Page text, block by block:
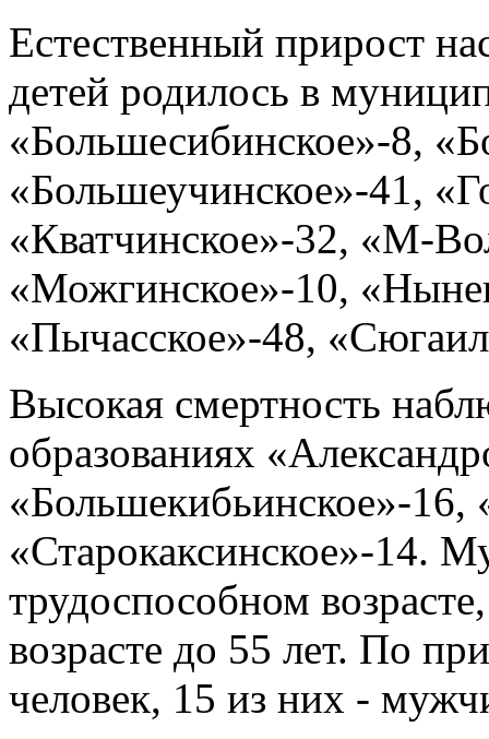
Естественный прирост
детей родилось в
«Большесибинское»-8,
«Большеучинское»-41,
«Кватчинское»-32, «М-
«Можгинское»-10,
«Пычасское»-48,
Высокая смертность
образованиях
«Большекибьинское»-16,
«Старокаксинское»-14.
трудоспособном
возрасте до 55 лет. По
человек, 15 из них -